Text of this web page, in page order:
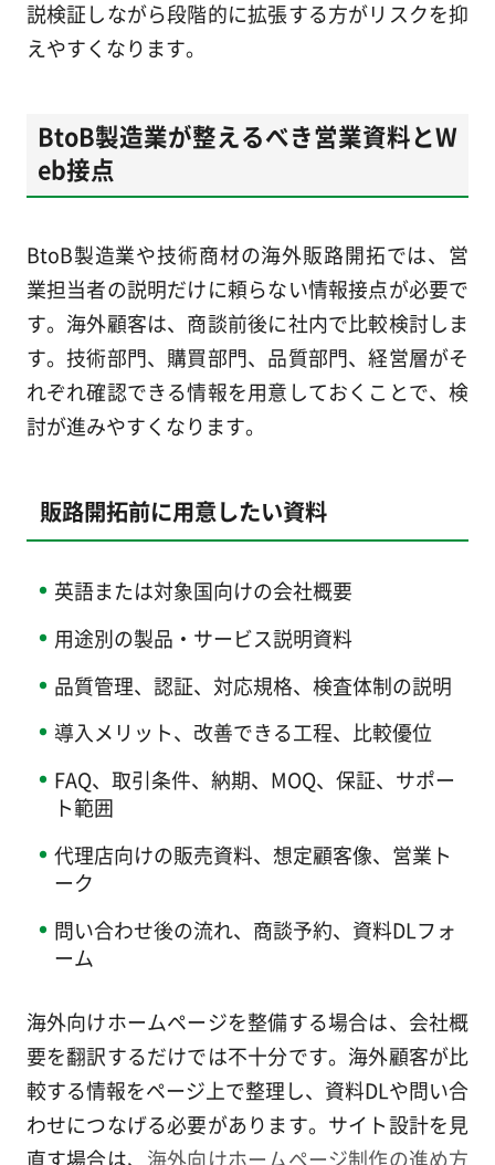
説検証しながら段階的に拡張する方がリスクを抑
えやすくなります。
BtoB製造業が整えるべき営業資料とW
eb接点
BtoB製造業や技術商材の海外販路開拓では、営
業担当者の説明だけに頼らない情報接点が必要で
す。海外顧客は、商談前後に社内で比較検討しま
す。技術部門、購買部門、品質部門、経営層がそ
れぞれ確認できる情報を用意しておくことで、検
討が進みやすくなります。
販路開拓前に用意したい資料
英語または対象国向けの会社概要
用途別の製品・サービス説明資料
品質管理、認証、対応規格、検査体制の説明
導入メリット、改善できる工程、比較優位
FAQ、取引条件、納期、MOQ、保証、サポー
ト範囲
代理店向けの販売資料、想定顧客像、営業ト
ーク
問い合わせ後の流れ、商談予約、資料DLフォ
ーム
海外向けホームページを整備する場合は、会社概
要を翻訳するだけでは不十分です。海外顧客が比
較する情報をページ上で整理し、資料DLや問い合
わせにつなげる必要があります。サイト設計を見
直す場合は、 海外向けホームページ制作の進め方